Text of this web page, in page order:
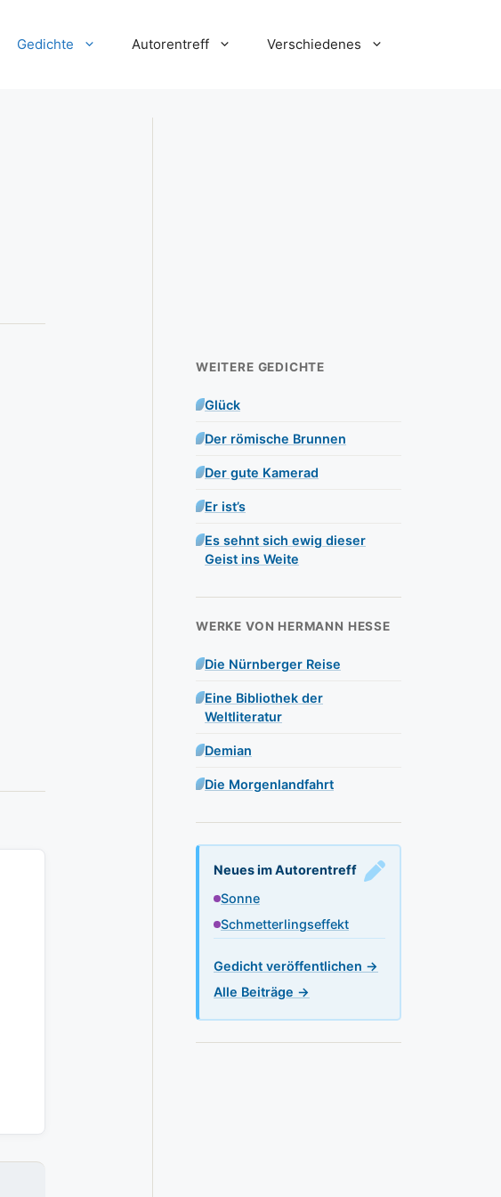
Gedichte Autorentreff Verschiedenes
WEITERE GEDICHTE
Glück
Der römische Brunnen
Der gute Kamerad
Er ist’s
Es sehnt sich ewig dieser
Geist ins Weite
WERKE VON HERMANN HESSE
Die Nürnberger Reise
Eine Bibliothek der
Weltliteratur
Demian
Die Morgenlandfahrt
Neues im Autorentreff
Sonne
Schmetterlingseffekt
Gedicht veröffentlichen →
Alle Beiträge →